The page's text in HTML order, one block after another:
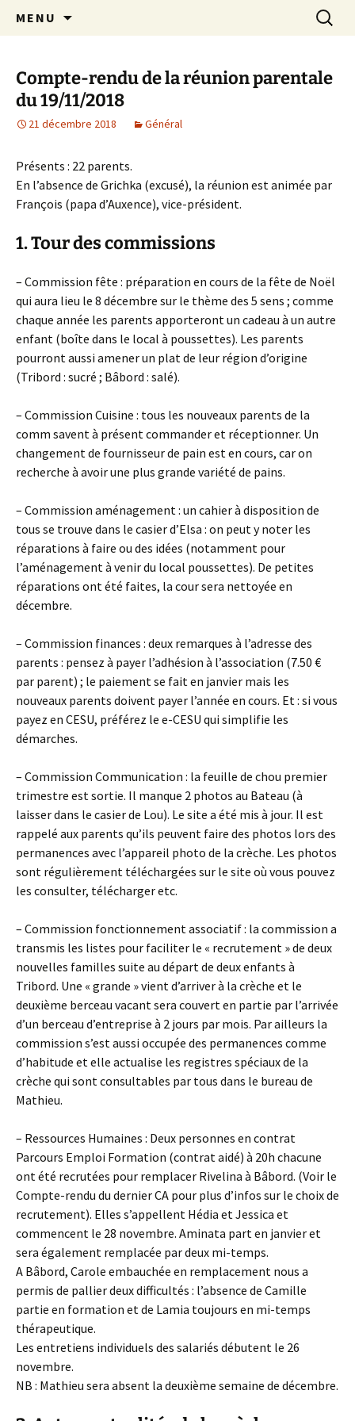
Crèche associative Rires et
Grimaces
MENU
Compte-rendu de la réunion parentale
du 19/11/2018
21 décembre 2018 Général
Présents : 22 parents.
En l’absence de Grichka (excusé), la réunion est animée par
François (papa d’Auxence), vice-président.
1. Tour des commissions
– Commission fête : préparation en cours de la fête de Noël
qui aura lieu le 8 décembre sur le thème des 5 sens ; comme
chaque année les parents apporteront un cadeau à un autre
enfant (boîte dans le local à poussettes). Les parents
pourront aussi amener un plat de leur région d’origine
(Tribord : sucré ; Bâbord : salé).
– Commission Cuisine : tous les nouveaux parents de la
comm savent à présent commander et réceptionner. Un
changement de fournisseur de pain est en cours, car on
recherche à avoir une plus grande variété de pains.
– Commission aménagement : un cahier à disposition de
tous se trouve dans le casier d’Elsa : on peut y noter les
réparations à faire ou des idées (notamment pour
l’aménagement à venir du local poussettes). De petites
réparations ont été faites, la cour sera nettoyée en
décembre.
– Commission finances : deux remarques à l’adresse des
parents : pensez à payer l’adhésion à l’association (7.50 €
par parent) ; le paiement se fait en janvier mais les
nouveaux parents doivent payer l’année en cours. Et : si vous
payez en CESU, préférez le e-CESU qui simplifie les
démarches.
– Commission Communication : la feuille de chou premier
trimestre est sortie. Il manque 2 photos au Bateau (à
laisser dans le casier de Lou). Le site a été mis à jour. Il est
rappelé aux parents qu’ils peuvent faire des photos lors des
permanences avec l’appareil photo de la crèche. Les photos
sont régulièrement téléchargées sur le site où vous pouvez
les consulter, télécharger etc.
– Commission fonctionnement associatif : la commission a
transmis les listes pour faciliter le « recrutement » de deux
nouvelles familles suite au départ de deux enfants à
Tribord. Une « grande » vient d’arriver à la crèche et le
deuxième berceau vacant sera couvert en partie par l’arrivée
d’un berceau d’entreprise à 2 jours par mois. Par ailleurs la
commission s’est aussi occupée des permanences comme
d’habitude et elle actualise les registres spéciaux de la
crèche qui sont consultables par tous dans le bureau de
Mathieu.
– Ressources Humaines : Deux personnes en contrat
Parcours Emploi Formation (contrat aidé) à 20h chacune
ont été recrutées pour remplacer Rivelina à Bâbord. (Voir le
Compte-rendu du dernier CA pour plus d’infos sur le choix de
recrutement). Elles s’appellent Hédia et Jessica et
commencent le 28 novembre. Aminata part en janvier et
sera également remplacée par deux mi-temps.
A Bâbord, Carole embauchée en remplacement nous a
permis de pallier deux difficultés : l’absence de Camille
partie en formation et de Lamia toujours en mi-temps
thérapeutique.
Les entretiens individuels des salariés débutent le 26
novembre.
NB : Mathieu sera absent la deuxième semaine de décembre.